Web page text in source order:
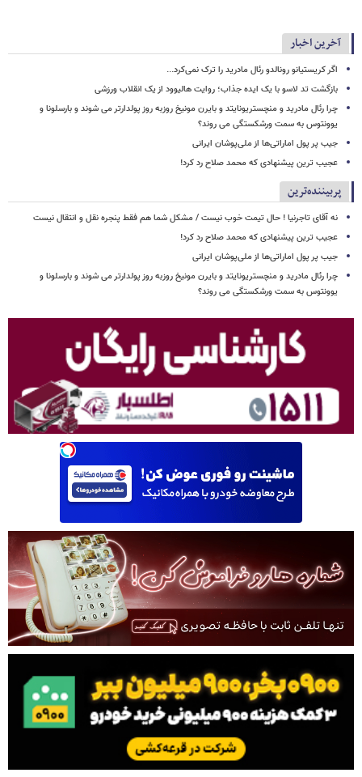
آخرین اخبار
اگر کریستیانو رونالدو رئال مادرید را ترک نمی‌کرد...
بازگشت تد لاسو با یک ایده جذاب؛ روایت هالیوود از یک انقلاب ورزشی
چرا رئال مادرید و منچستریونایتد و بایرن مونیخ روزبه روز پولدارتر می شوند و بارسلونا و
یوونتوس به سمت ورشکستگی می روند؟
جیب پر پول اماراتی‌ها از ملی‌پوشان ایرانی
عجیب ترین پیشنهادی که محمد صلاح رد کرد!
پربیننده‌ترین
نه آقای تاجرنیا ! حال تیمت خوب نیست / مشکل شما هم فقط پنجره نقل و انتقال نیست
عجیب ترین پیشنهادی که محمد صلاح رد کرد!
جیب پر پول اماراتی‌ها از ملی‌پوشان ایرانی
چرا رئال مادرید و منچستریونایتد و بایرن مونیخ روزبه روز پولدارتر می شوند و بارسلونا و
یوونتوس به سمت ورشکستگی می روند؟